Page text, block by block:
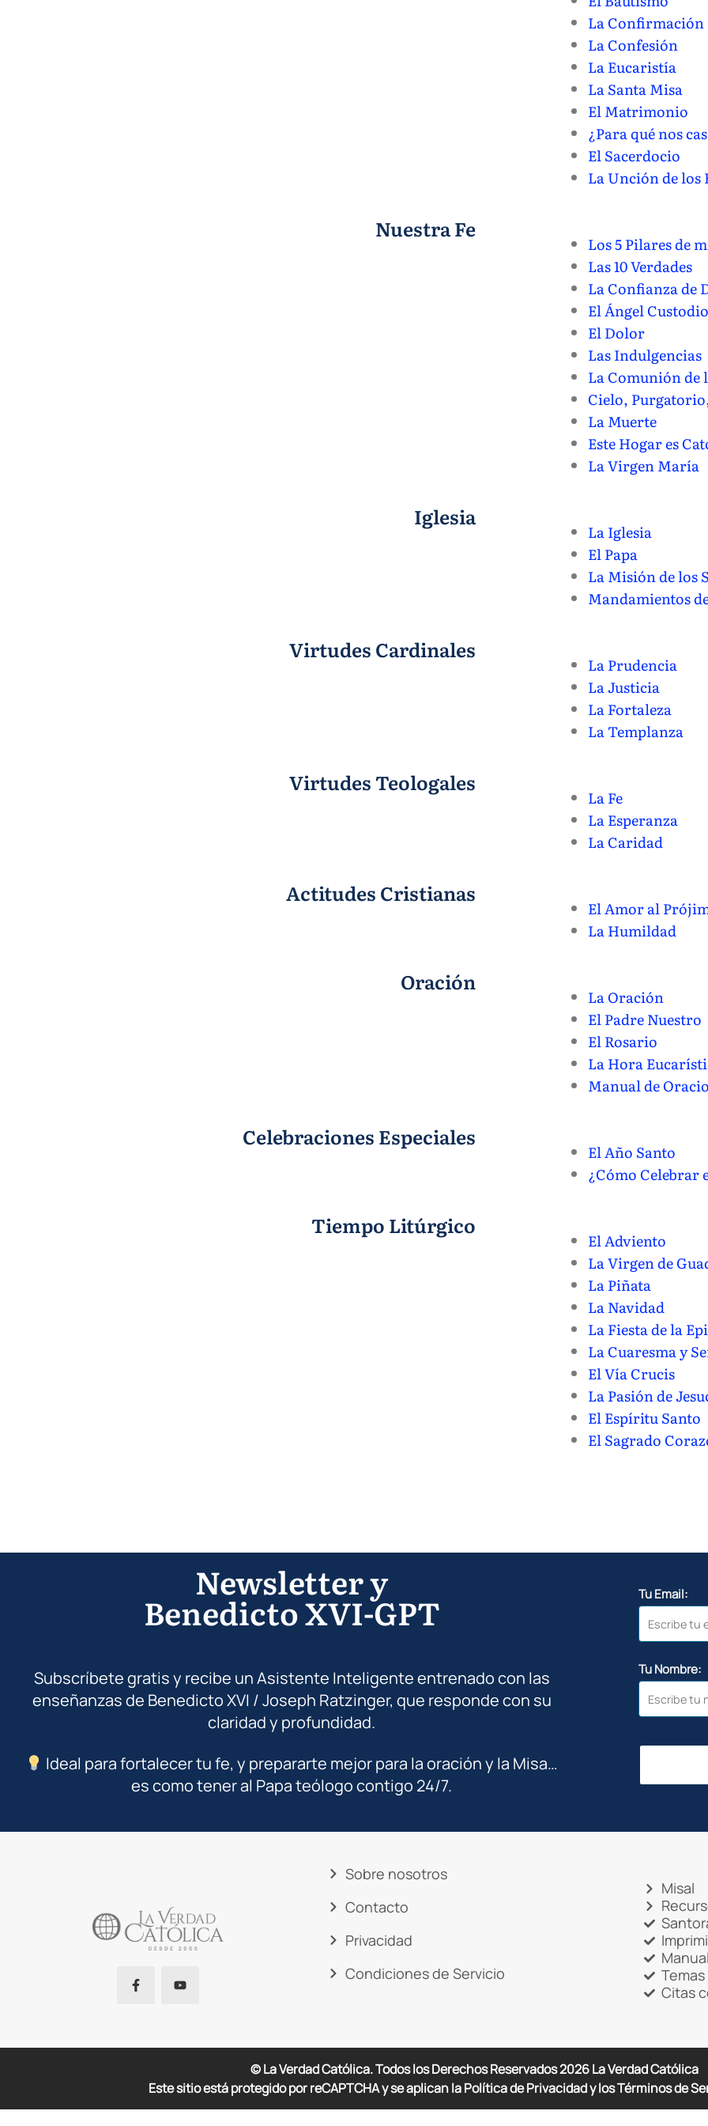
La Confirmación
La Confesión
La Eucaristía
La Santa Misa
El Matrimonio
¿Para qué nos
El Sacerdocio
La Unción de los
Nuestra Fe
Los 5 Pilares de
Las 10 Verdades
La Confianza de
El Ángel Custodio
El Dolor
Las Indulgencias
La Comunión de
Cielo,
La Muerte
Este Hogar es
La Virgen María
Iglesia
La Iglesia
El Papa
La Misión de los
Mandamientos
Virtudes Cardinales
La Prudencia
La Justicia
La Fortaleza
La Templanza
Virtudes Teologales
La Fe
La Esperanza
La Caridad
Actitudes Cristianas
El Amor al
La Humildad
Oración
La Oración
El Padre Nuestro
El Rosario
La Hora
Manual de
Celebraciones Especiales
El Año Santo
¿Cómo Celebrar
Tiempo Litúrgico
El Adviento
La Virgen de
La Piñata
La Navidad
La Fiesta de la
La Cuaresma y
El Vía Crucis
La Pasión de
El Espíritu Santo
El Sagrado
Newsletter y
Benedicto XVI-GPT
Subscríbete gratis y recibe un Asistente Inteligente entrenado con las
enseñanzas de Benedicto XVI / Joseph Ratzinger, que responde con su
claridad y profundidad.
Ideal para fortalecer tu fe, y prepararte mejor para la oración y la Misa…
es como tener al Papa teólogo contigo 24/7.
Tu Email:
Tu Nombre:
Sobre nosotros
Contacto
Privacidad
Condiciones de Servicio
Misal
Citas
© La Verdad Católica. Todos los Derechos Reservados2026 La Verdad Católica
Este sitio está protegido por reCAPTCHA y se aplican la Política de Privacidad y los Términos de